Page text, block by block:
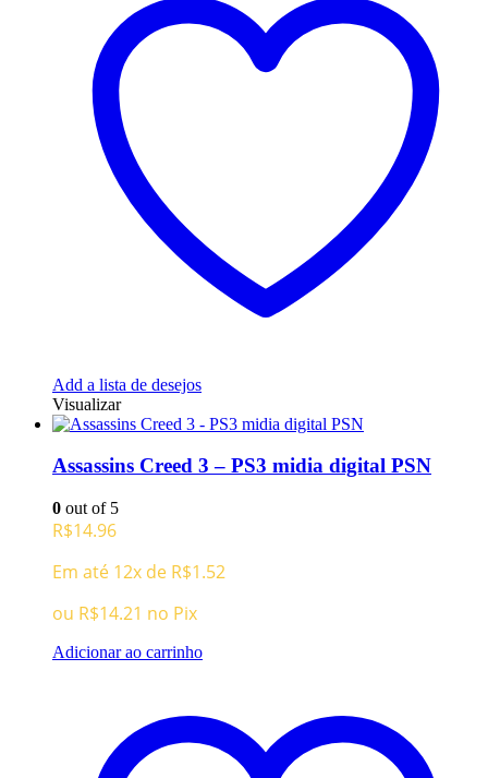
Add a lista de desejos
Visualizar
Assassins Creed 3 – PS3 midia digital PSN
0 out of 5
R$14.96
Em até 12x de R$1.52
ou R$14.21 no Pix
Adicionar ao carrinho